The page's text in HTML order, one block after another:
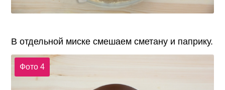
В отдельной миске смешаем сметану и паприку.
Фото 4